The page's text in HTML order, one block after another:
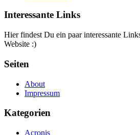
Interessante Links
Hier findest Du ein paar interessante
Website :)
Seiten
About
Impressum
Kategorien
Acronis